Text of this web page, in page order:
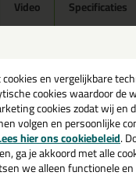
Video Specificaties
300ml
C79
kleur? Gevonden!
in de kleur Steengrijs
Een
is. Perfect als je
een
in kleur Steengrijs C79
besteld = morgen in
en vergelijkbare
cookies waardoor de
cookies zodat wij en
volgen en persoonlijke
hier ons cookiebeleid.
ga je akkoord met alle
we alleen functionele